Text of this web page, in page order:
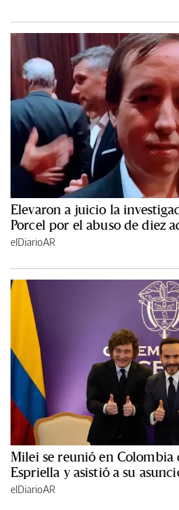
Elevaron a juicio la
Porcel por el abuso de diez
elDiarioAR
Milei se reunió en Colombia
Espriella y asistió a su
elDiarioAR